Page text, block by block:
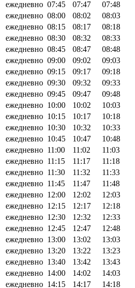
ежедневно 07:45 07:47 07:48
ежедневно 08:00 08:02 08:03
ежедневно 08:15 08:17 08:18
ежедневно 08:30 08:32 08:33
ежедневно 08:45 08:47 08:48
ежедневно 09:00 09:02 09:03
ежедневно 09:15 09:17 09:18
ежедневно 09:30 09:32 09:33
ежедневно 09:45 09:47 09:48
ежедневно 10:00 10:02 10:03
ежедневно 10:15 10:17 10:18
ежедневно 10:30 10:32 10:33
ежедневно 10:45 10:47 10:48
ежедневно 11:00 11:02 11:03
ежедневно 11:15 11:17 11:18
ежедневно 11:30 11:32 11:33
ежедневно 11:45 11:47 11:48
ежедневно 12:00 12:02 12:03
ежедневно 12:15 12:17 12:18
ежедневно 12:30 12:32 12:33
ежедневно 12:45 12:47 12:48
ежедневно 13:00 13:02 13:03
ежедневно 13:20 13:22 13:23
ежедневно 13:40 13:42 13:43
ежедневно 14:00 14:02 14:03
ежедневно 14:15 14:17 14:18